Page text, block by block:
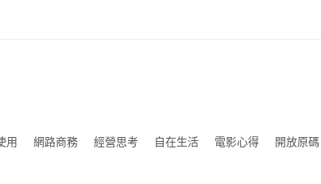
用 網路商務 經營思考 自在生活 電影心得 開放原碼